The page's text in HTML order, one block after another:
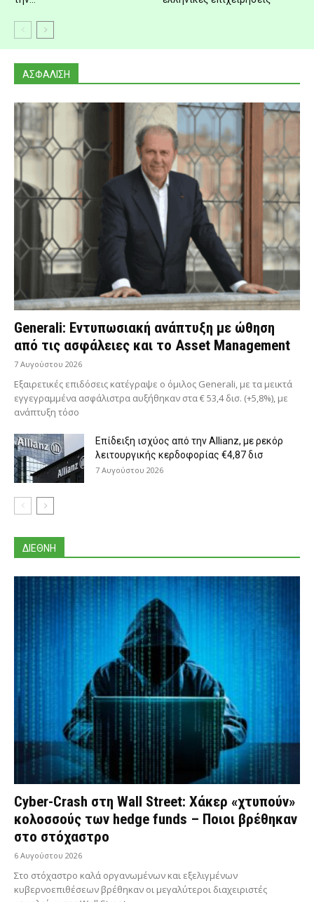
ΑΣΦΑΛΙΣΗ
Generali: Eντυπωσιακή ανάπτυξη με ώθηση
από τις ασφάλειες και το Asset Management
7 Αυγούστου 2026
Εξαιρετικές επιδόσεις κατέγραψε ο όμιλος Generali, με τα μεικτά
εγγεγραμμένα ασφάλιστρα αυξήθηκαν στα € 53,4 δισ. (+5,8%), με
ανάπτυξη τόσο
Επίδειξη ισχύος από την Allianz, με ρεκόρ
λειτουργικής κερδοφορίας €4,87 δισ
7 Αυγούστου 2026
ΔΙΕΘΝΗ
Cyber-Crash στη Wall Street: Χάκερ «χτυπούν»
κολοσσούς των hedge funds – Ποιοι βρέθηκαν
στο στόχαστρο
6 Αυγούστου 2026
Στο στόχαστρο καλά οργανωμένων και εξελιγμένων
κυβερνοεπιθέσεων βρέθηκαν οι μεγαλύτεροι διαχειριστές